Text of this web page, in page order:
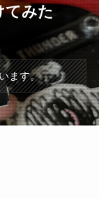
てみた
ます。